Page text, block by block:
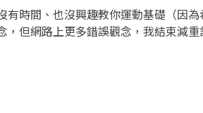
有時間、也沒興趣教你運動基礎（因
，但網路上更多錯誤觀念，我結束減